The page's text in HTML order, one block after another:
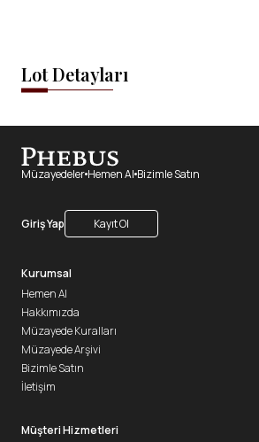
Lot Detayları
Müzayedeler Hemen Al Bizimle Satın
Giriş Yap Kayıt Ol
Kurumsal
Hemen Al
Hakkımızda
Müzayede Kuralları
Müzayede Arşivi
Bizimle Satın
İletişim
Müşteri Hizmetleri